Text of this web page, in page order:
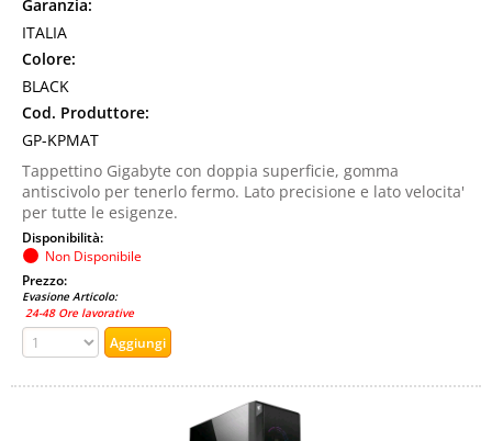
Garanzia:
ITALIA
Colore:
BLACK
Cod. Produttore:
GP-KPMAT
Tappettino Gigabyte con doppia superficie, gomma
antiscivolo per tenerlo fermo. Lato precisione e lato velocita'
per tutte le esigenze.
Disponibilità:
Non Disponibile
Prezzo:
Evasione Articolo:
24-48 Ore lavorative